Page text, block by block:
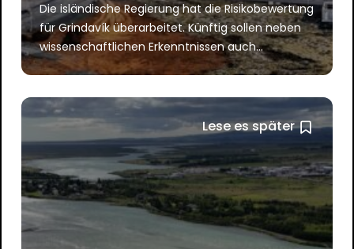
Die isländische Regierung hat die Risikobewertung
für Grindavík überarbeitet. Künftig sollen neben
wissenschaftlichen Erkenntnissen auch...
Lese es später